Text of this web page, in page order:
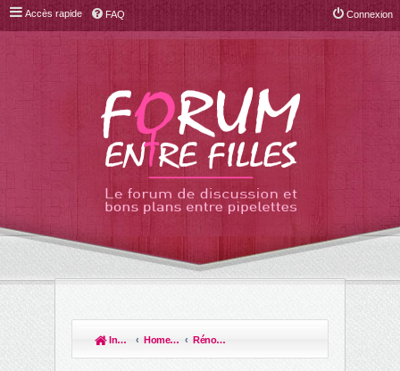
Accès rapide FAQ Connexion
Index du forum Home sweet home Rénovation et travaux
ec